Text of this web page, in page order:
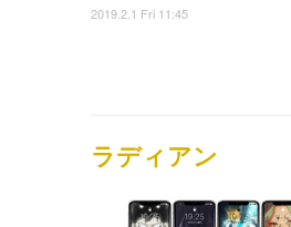
2019.2.1 Fri 11:45
ラディアン